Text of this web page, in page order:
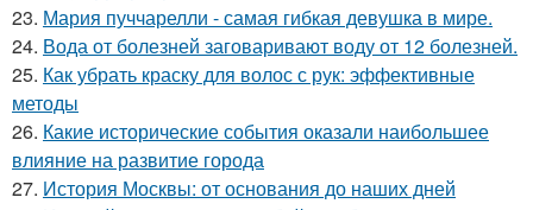
23. Мария пуччарелли - самая гибкая девушка в мире.
24. Вода от болезней заговаривают воду от 12 болезней.
25. Как убрать краску для волос с рук: эффективные
методы
26. Какие исторические события оказали наибольшее
влияние на развитие города
27. История Москвы: от основания до наших дней